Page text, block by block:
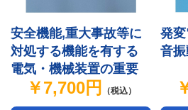
安全機能,重大事故等に
対処する機能を有する
電気・機械装置の重要
度分類指針
￥7,700円 （税込）
発
音